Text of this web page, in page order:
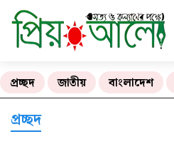
প্রচ্ছদ জাতীয় বাংলাদেশ
প্রচ্ছদ